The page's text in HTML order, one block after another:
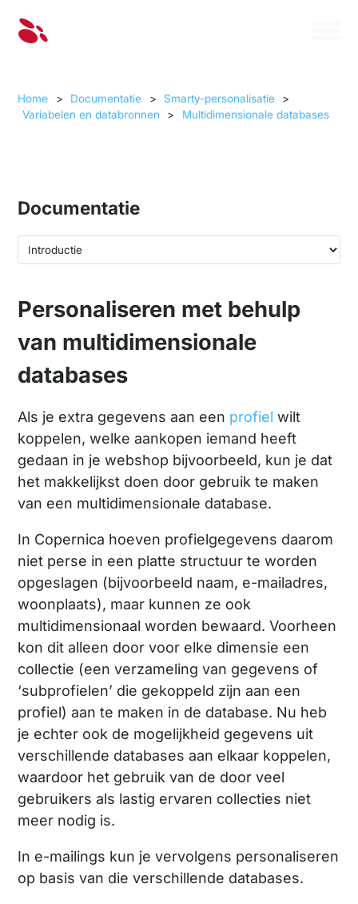
Home > Documentatie > Smarty-personalisatie
>
Variabelen en databronnen
> Multidimensionale databases
Documentatie
Personaliseren met behulp
van multidimensionale
databases
Als je extra gegevens aan een profiel wilt
koppelen, welke aankopen iemand heeft
gedaan in je webshop bijvoorbeeld, kun je dat
het makkelijkst doen door gebruik te maken
van een multidimensionale database.
In Copernica hoeven profielgegevens daarom
niet perse in een platte structuur te worden
opgeslagen (bijvoorbeeld naam, e-mailadres,
woonplaats), maar kunnen ze ook
multidimensionaal worden bewaard. Voorheen
kon dit alleen door voor elke dimensie een
collectie (een verzameling van gegevens of
‘subprofielen’ die gekoppeld zijn aan een
profiel) aan te maken in de database. Nu heb
je echter ook de mogelijkheid gegevens uit
verschillende databases aan elkaar koppelen,
waardoor het gebruik van de door veel
gebruikers als lastig ervaren collecties niet
meer nodig is.
In e-mailings kun je vervolgens personaliseren
op basis van die verschillende databases.